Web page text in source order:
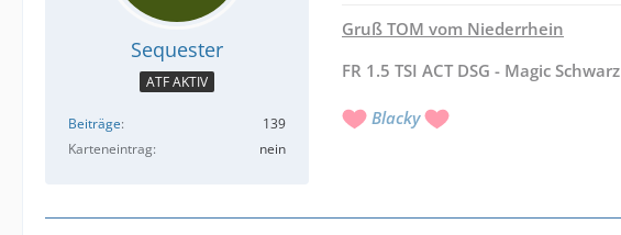
Sequester
ATF AKTIV
Beiträge
139
Karteneintrag
nein
Gruß TOM vom Niederrhein
FR 1.5 TSI ACT DSG - Magic Schwarz
Blacky